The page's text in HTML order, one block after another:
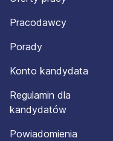
Pracodawcy
Porady
Konto kandydata
Regulamin dla
kandydatów
Powiadomienia